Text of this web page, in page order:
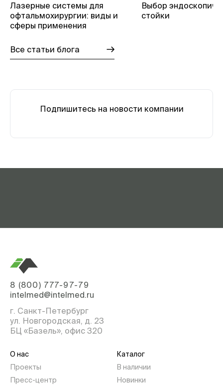
Лазерные системы для
офтальмохирургии: виды и
сферы применения
Выбор
стойки
Все статьи блога
Подпишитесь на новости компании
8 (800) 777-97-79
intelmed@intelmed.ru
г. Санкт-Петербург
ул. Новгородская, д. 23
БЦ «Базель», офис 320
О нас
Проекты
Пресс-центр
Каталог
В наличии
Новинки